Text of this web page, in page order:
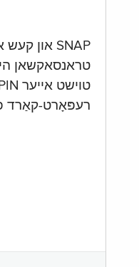
SNAP און קעש אקאונט
טראנסאקשאן
טוישט אייער PIN
רעפּאָרט-קאַרד